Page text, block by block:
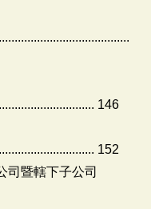
146
152
司暨轄下子公司